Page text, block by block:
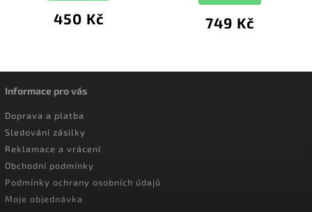
450 Kč 749 Kč
Informace pro vás
Doprava a platba
Sledování zásilky
Reklamace a vrácení
Obchodní podmínky
Podmínky ochrany osobních údajů
Moje objednávka